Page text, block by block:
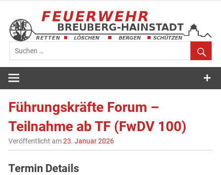
springen
Feuerwehr
Breuberg-
Hainstadt
Führungskräfte Forum –
Teilnahme ab TF (FwDV 100)
Veröffentlicht am23. Januar 2026
Termin Details